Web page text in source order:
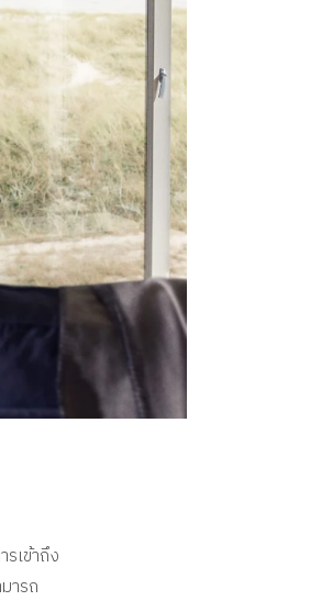
เข้าถึง
ารถ